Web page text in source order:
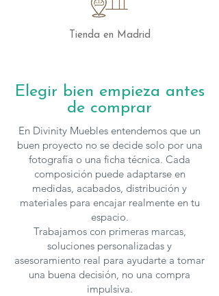
Tienda en Madrid
Elegir bien empieza antes
de comprar
En Divinity Muebles entendemos que un
buen proyecto no se decide solo por una
fotografía o una ficha técnica. Cada
composición puede adaptarse en
medidas, acabados, distribución y
materiales para encajar realmente en tu
espacio.
Trabajamos con primeras marcas,
soluciones personalizadas y
asesoramiento real para ayudarte a tomar
una buena decisión, no una compra
impulsiva.